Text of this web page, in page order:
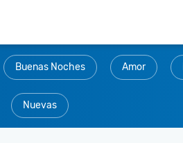
Buenas Noches Amor
Nuevas